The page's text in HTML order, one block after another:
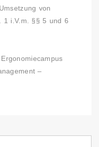
von
1 i.V.m. §§ 5 und 6
–